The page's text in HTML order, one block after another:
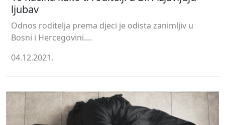
ljubav
Odnos roditelja prema djeci je odista zanimljiv u
Bosni i Hercegovini....
04.12.2021.